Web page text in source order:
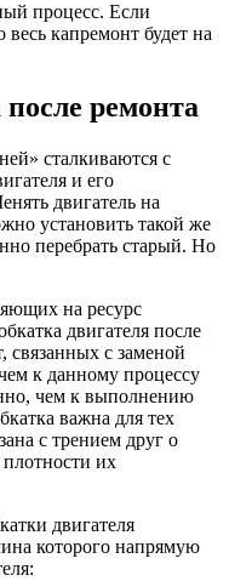
процесс. Если
капремонт будет на
ремонта
сталкиваются с
и его
двигатель на
установить такой же
перебрать старый. Но
на ресурс
двигателя после
с заменой
к данному процессу
чем к выполнению
важна для тех
с трением друг о
их
двигателя
которого напрямую